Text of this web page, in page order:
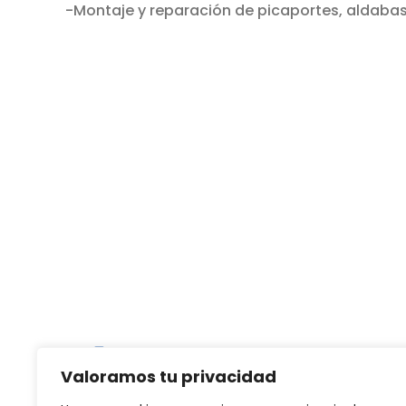
Valoramos tu privacidad
-Montaje y reparación de picaportes,